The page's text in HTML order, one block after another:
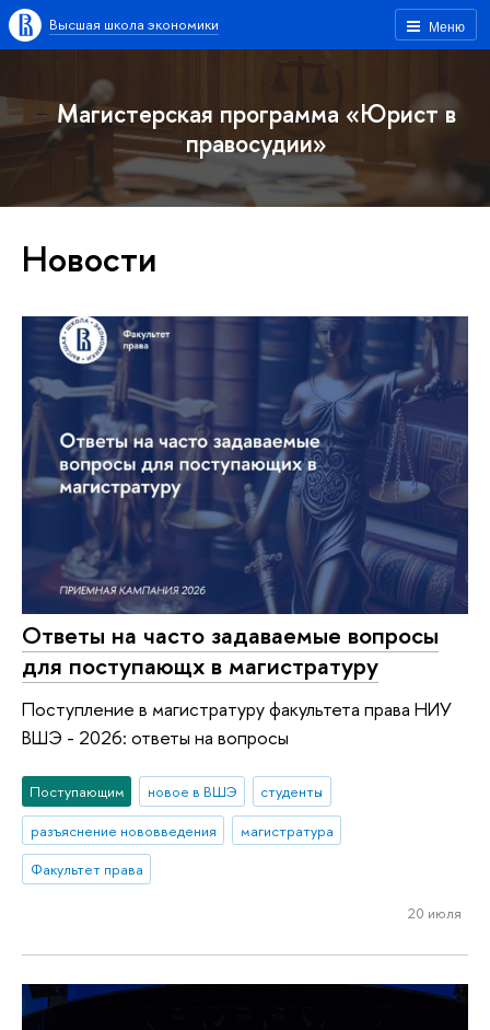
Меню
Высшая школа экономики
Магистерская программа «Юрист в
правосудии»
Новости
Ответы на часто задаваемые вопросы
для поступающх в магистратуру
Поступление в магистратуру факультета права НИУ
ВШЭ - 2026: ответы на вопросы
Поступающим новое в ВШЭ
студенты
разъяснение нововведения
магистратура
Факультет права
20 июля